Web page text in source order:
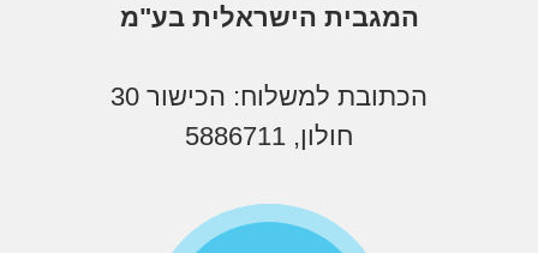
המגבית הישראלית בע"מ
הכתובת למשלוח: הכישור 30
חולון, 5886711